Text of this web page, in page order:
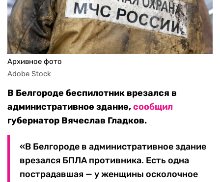
Архивное фото
Adobe Stock
В Белгороде беспилотник врезался в
административное здание,сообщил
губернатор Вячеслав Гладков.
«В Белгороде в административное здание
врезался БПЛА противника. Есть одна
пострадавшая — у женщины осколочное